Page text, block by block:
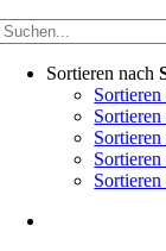
Sortieren nach